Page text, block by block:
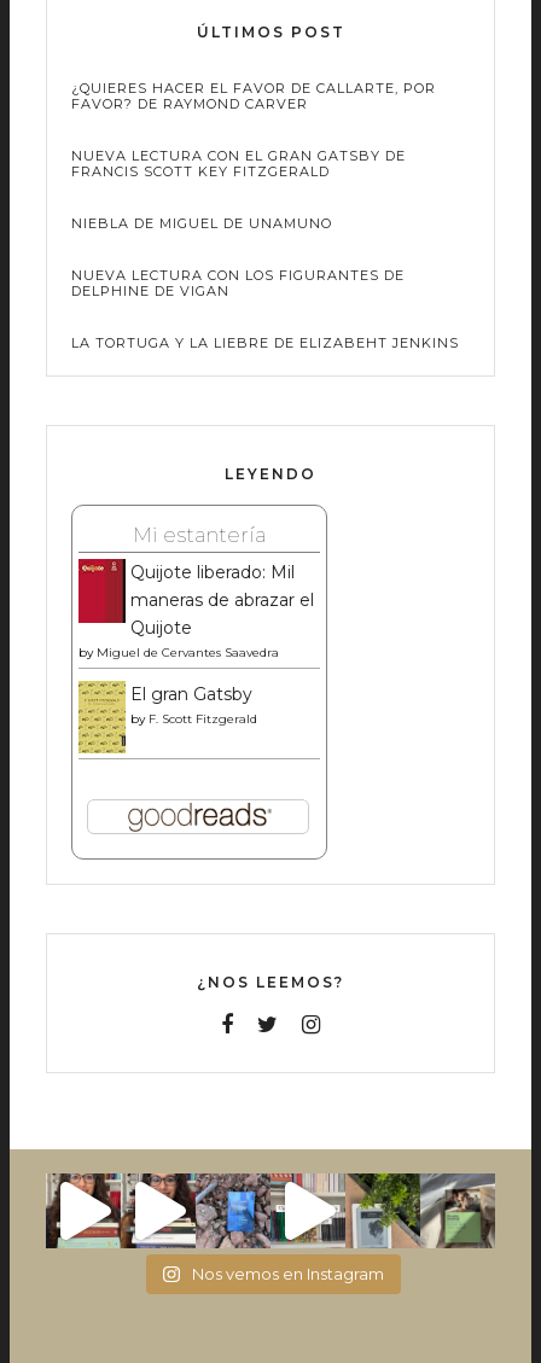
ÚLTIMOS POST
¿QUIERES HACER EL FAVOR DE CALLARTE, POR
FAVOR? DE RAYMOND CARVER
NUEVA LECTURA CON EL GRAN GATSBY DE
FRANCIS SCOTT KEY FITZGERALD
NIEBLA DE MIGUEL DE UNAMUNO
NUEVA LECTURA CON LOS FIGURANTES DE
DELPHINE DE VIGAN
LA TORTUGA Y LA LIEBRE DE ELIZABEHT JENKINS
LEYENDO
Mi estantería
Quijote liberado: Mil
maneras de abrazar el
Quijote
by Miguel de Cervantes Saavedra
El gran Gatsby
by F. Scott Fitzgerald
¿NOS LEEMOS?
Nos vemos en Instagram